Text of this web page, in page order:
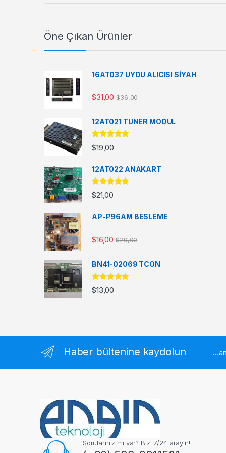
Öne Çıkan Ürünler
16AT037 UYDU ALICISI SİYAH
$31,00 $36,00
12AT021 TUNER MODUL
5 üzerinden
5.00oy aldı
$19,00
12AT022 ANAKART
5 üzerinden
5.00oy aldı
$21,00
AP-P96AM BESLEME
$16,00 $20,00
BN41-02069 TCON
5 üzerinden
5.00oy aldı
$13,00
Haber bültenine kaydolun
Sorularınız mı var? Bizi 7/24 arayın!